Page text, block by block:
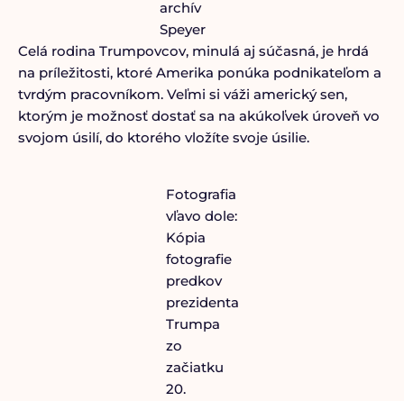
archív
Speyer
Celá rodina Trumpovcov, minulá aj súčasná, je hrdá
na príležitosti, ktoré Amerika ponúka podnikateľom a
tvrdým pracovníkom. Veľmi si váži americký sen,
ktorým je možnosť dostať sa na akúkoľvek úroveň vo
svojom úsilí, do ktorého vložíte svoje úsilie.
Fotografia
vľavo dole:
Kópia
fotografie
predkov
prezidenta
Trumpa
zo
začiatku
20.